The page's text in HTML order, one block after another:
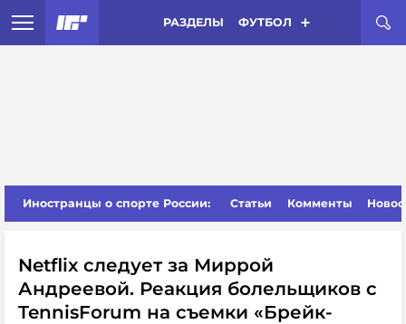
РАЗДЕЛЫ ФУТБОЛ
Иностранцы о спорте России: Статьи Комменты
Netflix следует за Миррой
Андреевой. Реакция болельщиков с
TennisForum на съемки «Брейк-